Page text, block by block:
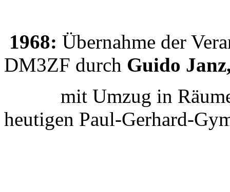
1968: Übernahme der
DM3ZF durch Guido
mit Umzug in Räume
heutigen Paul-Gerhard-